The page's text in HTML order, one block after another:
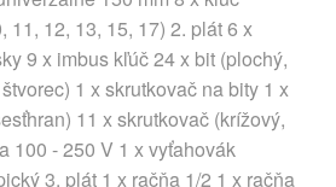
11, 12, 13, 15, 17) 2. plát 6 x
9 x imbus kľúč 24 x bit (plochý,
1 x skrutkovač na bity 1 x
11 x skrutkovač (krížový,
100 - 250 V 1 x vyťahovák
3. plát 1 x račňa 1/2 1 x račňa